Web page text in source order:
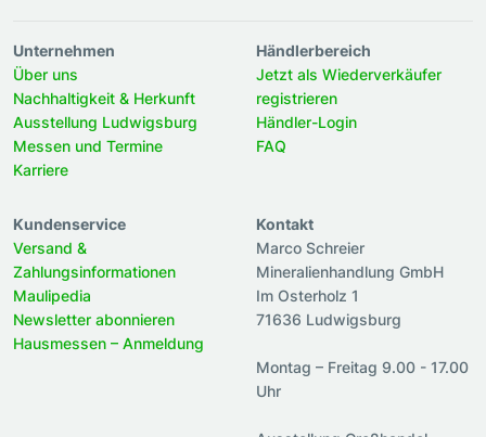
Unternehmen
Über uns
Nachhaltigkeit & Herkunft
Ausstellung Ludwigsburg
Messen und Termine
Karriere
Händlerbereich
Jetzt als Wiederverkäufer
registrieren
Händler-Login
FAQ
Kundenservice
Versand &
Zahlungsinformationen
Maulipedia
Newsletter abonnieren
Hausmessen – Anmeldung
Kontakt
Marco Schreier
Mineralienhandlung GmbH
Im Osterholz 1
71636 Ludwigsburg
Montag – Freitag 9.00 - 17.00
Uhr